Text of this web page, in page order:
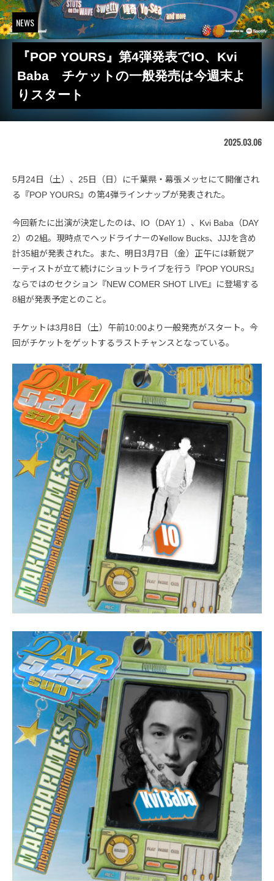
NEWS
『POP YOURS』第4弾発表でIO、Kvi
Baba チケットの一般発売は今週末よ
りスタート
2025.03.06
5月24日（土）、25日（日）に千葉県・幕張メッセにて開催され
る『POP YOURS』の第4弾ラインナップが発表された。
今回新たに出演が決定したのは、IO（DAY 1）、Kvi Baba（DAY
2）の2組。現時点でヘッドライナーの¥ellow Bucks、JJJを含め
計35組が発表された。また、明日3月7日（金）正午には新鋭ア
ーティストが立て続けにショットライブを行う『POP YOURS』
ならではのセクション『NEW COMER SHOT LIVE』に登場する
8組が発表予定とのこと。
チケットは3月8日（土）午前10:00より一般発売がスタート。今
回がチケットをゲットするラストチャンスとなっている。